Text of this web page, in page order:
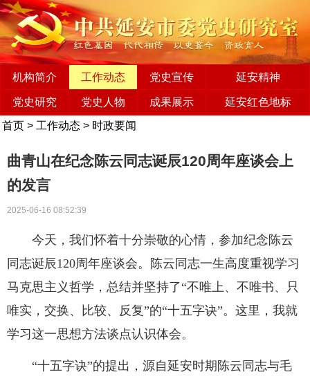
机构简介 工作动态 党史宣传 延安精神
党史研究 党史人物 成果展示
延安红色地标
首页 > 工作动态 > 时政要闻
曲青山在纪念陈云同志诞辰120周年座谈会上
的发言
2025-06-16 08:52:39
今天，我们怀着十分崇敬的心情，参加纪念陈云
同志诞辰120周年座谈会。陈云同志一生高度重视学习
马克思主义哲学，总结并坚持了“不唯上、不唯书、只
唯实，交换、比较、反复”的“十五字诀”。这里，我就
学习这一思想方法谈点认识体会。
“十五字诀”的提出，源自延安时期陈云同志与毛